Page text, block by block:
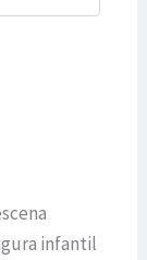
infantil